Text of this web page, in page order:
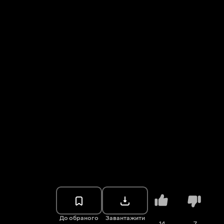
До обраного Завантажити